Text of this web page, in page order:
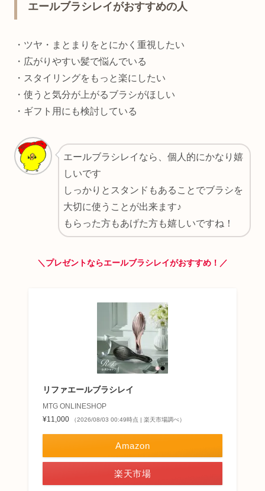
エールブラシレイがおすすめの人
・ツヤ・まとまりをとにかく重視したい
・広がりやすい髪で悩んでいる
・スタイリングをもっと楽にしたい
・使うと気分が上がるブラシがほしい
・ギフト用にも検討している
エールブラシレイなら、個人的にかなり嬉
しいです
しっかりとスタンドもあることでブラシを
大切に使うことが出来ます♪
もらった方もあげた方も嬉しいですね！
＼プレゼントならエールブラシレイがおすすめ！／
リファエールブラシレイ
MTG ONLINESHOP
¥11,000
（2026/08/03 00:49時点 | 楽天市場調べ）
Amazon
楽天市場